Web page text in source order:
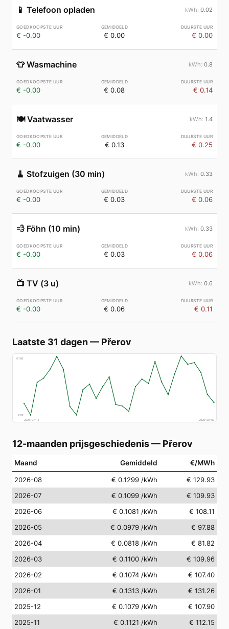
📱 Telefoon opladen 0.02
€ -0.00 € 0.00 € 0.00
👕 Wasmachine 0.8
€ -0.00 € 0.08 € 0.14
🍽️ Vaatwasser 1.4
€ -0.00 € 0.13 € 0.25
🧹 Stofzuigen (30 min) 0.33
€ -0.00 € 0.03 € 0.06
💨 Föhn (10 min) 0.33
€ -0.00 € 0.03 € 0.06
📺 TV (3 u) 0.6
€ -0.00 € 0.06 € 0.11
Laatste 31 dagen — Přerov
€160
€78
2026-07-11
2026-08-09
12-maanden prijsgeschiedenis— Přerov
Maand Gemiddeld €/MWh
2026-08 € 0.1299 /kWh
€ 129.93
2026-07
€ 0.1099 /kWh
€ 109.93
2026-06
€ 0.1081 /kWh
€ 108.11
2026-05
€ 0.0979 /kWh
€ 97.88
2026-04
€ 0.0818 /kWh
€ 81.82
2026-03
€ 0.1100 /kWh
€ 109.96
2026-02
€ 0.1074 /kWh
€ 107.40
2026-01
€ 0.1313 /kWh
€ 131.26
2025-12
€ 0.1079 /kWh
€ 107.90
2025-11
€ 0.1121 /kWh
€ 112.15